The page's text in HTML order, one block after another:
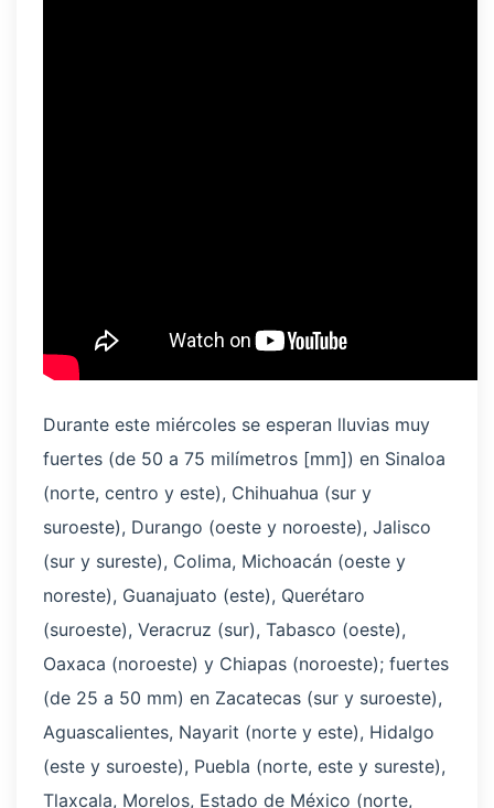
Durante este miércoles se esperan lluvias muy
fuertes (de 50 a 75 milímetros [mm]) en Sinaloa
(norte, centro y este), Chihuahua (sur y
suroeste), Durango (oeste y noroeste), Jalisco
(sur y sureste), Colima, Michoacán (oeste y
noreste), Guanajuato (este), Querétaro
(suroeste), Veracruz (sur), Tabasco (oeste),
Oaxaca (noroeste) y Chiapas (noroeste); fuertes
(de 25 a 50 mm) en Zacatecas (sur y suroeste),
Aguascalientes, Nayarit (norte y este), Hidalgo
(este y suroeste), Puebla (norte, este y sureste),
Tlaxcala, Morelos, Estado de México (norte,